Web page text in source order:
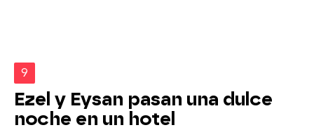
9
Ezel y Eysan pasan una dulce
noche en un hotel